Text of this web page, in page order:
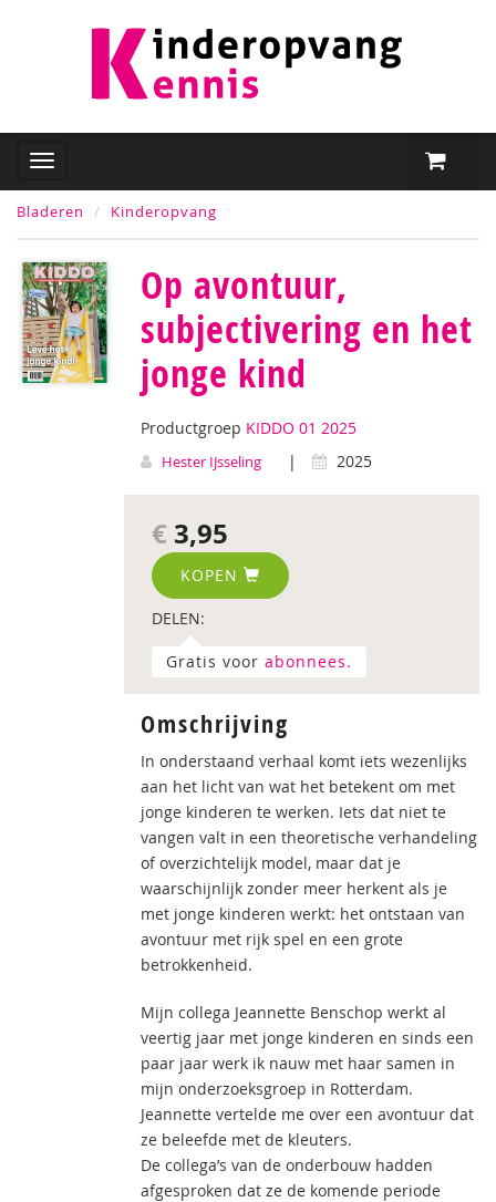
Bladeren Kinderopvang
Op avontuur,
subjectivering en het
jonge kind
Productgroep KIDDO 01 2025
Hester IJsseling | 2025
€ 3,95
KOPEN
DELEN:
Gratis voor abonnees.
Omschrijving
In onderstaand verhaal komt iets wezenlijks
aan het licht van wat het betekent om met
jonge kinderen te werken. Iets dat niet te
vangen valt in een theoretische verhandeling
of overzichtelijk model, maar dat je
waarschijnlijk zonder meer herkent als je
met jonge kinderen werkt: het ontstaan van
avontuur met rijk spel en een grote
betrokkenheid.
Mijn collega Jeannette Benschop werkt al
veertig jaar met jonge kinderen en sinds een
paar jaar werk ik nauw met haar samen in
mijn onderzoeksgroep in Rotterdam.
Jeannette vertelde me over een avontuur dat
ze beleefde met de kleuters.
De collega’s van de onderbouw hadden
afgesproken dat ze de komende periode